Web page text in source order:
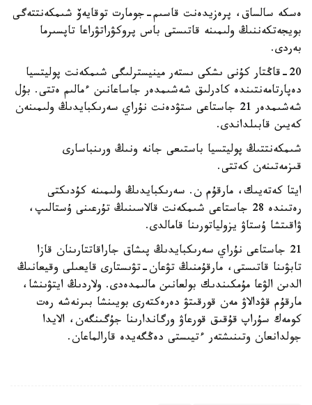
ەسكە سالساق، پرەزيدەنت قاسىم-جومارت توقايەۆ شىمكەنتتەگى
بويجەتكەننىڭ ولىمىنە قاتىستى باس پروكۋراتۋراعا تاپسىرما
بەردى.
20-قاڭتار كۇنى ىشكى ىستەر مينيسترلىگى شىمكەنت پوليتسيا
دەپارتامەنتىندە كادرلىق شەشىمدەر جاساعانىن ءمالىم ەتتى. بۇل
شەشىمدەر 21 جاستاعى ستۋدەنت نۇراي سەرىكبايدىڭ ولىمىنەن
كەيىن قابىلداندى.
شىمكەنتتىڭ پوليتسيا باستىعى جانە ونىڭ ورىنباسارى
قىزمەتىنەن كەتتى.
ايتا كەتەيىك، مارقۇم ن. سەرىكبايدىڭ ولىمىنە كۇدىكتى
رەتىندە 28 جاستاعى شىمكەنت قالاسىنىڭ تۇرعىنى ۇستالىپ،
ۋاقىتشا ۇستاۋ يزولياتورىنا قامالدى.
21 جاستاعى نۇراي سەرىكبايدىڭ پىشاق جاراقاتتارىنان قازا
تابۋىنا قاتىستى، مارقۇمنىڭ تۋعان-تۋىستارى قايعىلى وقيعانىڭ
الدىن الۋعا مۇمكىندىك بولعانىن مالىمدەدى. ولاردىڭ ايتۋىنشا،
مارقۇم قۋدالاۋ مەن قورقىتۋ دەرەكتەرى بويىنشا بىرنەشە رەت
كومەك سۇراپ قۇقىق قورعاۋ ورگاندارىنا جۇگىنگەن، الايدا
جولدانعان وتىنىشتەر ءتيىستى دەڭگەيدە قارالماعان.